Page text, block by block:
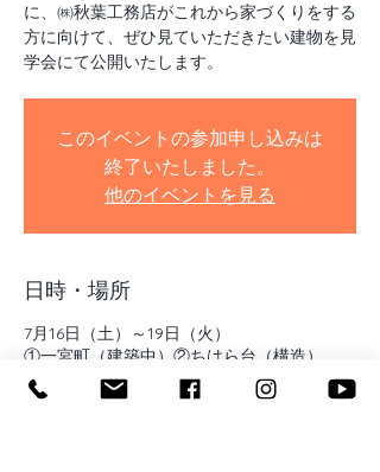
に、㈱秋葉工務店がこれから家づくりをする
方に向けて、ぜひ見ていただきたい建物を見
学会にて公開いたします。
このイベントの参加申し込みは
終了いたしました。
他のイベントを見る
日時・場所
7月16日（土）～19日（火）
①一宮町（建築中）②ちはら台（構造）